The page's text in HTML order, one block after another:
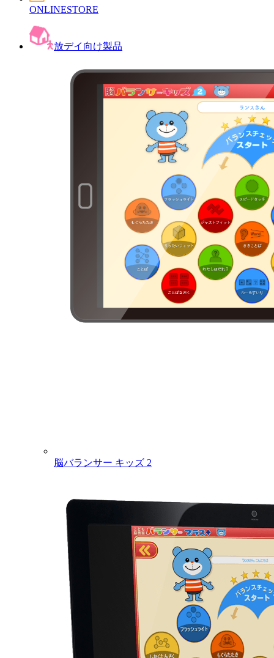
ONLINESTORE
放デイ向け製品
脳バランサー キッズ 2